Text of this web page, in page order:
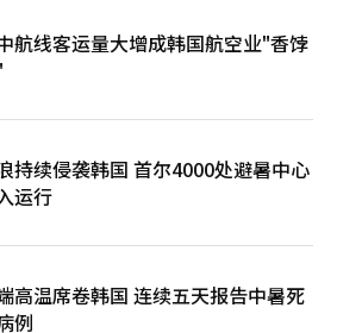
出口额为1677亿美元，同比增长
为790亿美元，同比增长294.2%；对越
89.3%。 对台湾的出口额为
；对欧盟的出口额为178亿美元，同
口额为95亿美元，同比增长86.5%；对
市场变化而编制的资料。通过分析各类
，评估国内ICT产业的出口竞争力和进口
能（AI）系统翻译与编辑。
航线客运量大增成韩国航空业"香饽
持续侵袭韩国 首尔4000处避暑中心
运行
高温席卷韩国 连续五天报告中暑死
例